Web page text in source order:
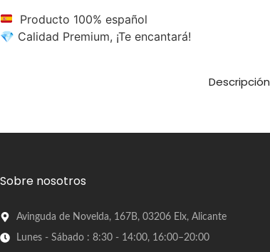
Producto 100% español
💎 Calidad Premium, ¡Te encantará!
Descripción
Sobre nosotros
Avinguda de Novelda, 167B, 03206 Elx, Alicante
Lunes - Sábado : 8:30 - 14:00, 16:00–20:00